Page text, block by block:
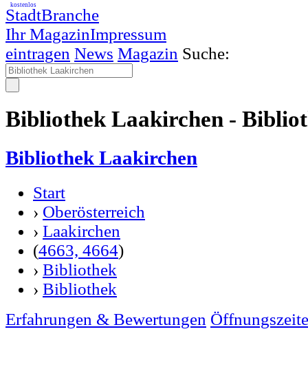
StadtBranche
Ihr MagazinImpressum
kostenlos
eintragen News Magazin Suche:
Bibliothek Laakirchen -
Bibliothek Laakirchen
Start
› Oberösterreich
› Laakirchen
(4663, 4664)
› Bibliothek
› Bibliothek
Erfahrungen & Bewertungen